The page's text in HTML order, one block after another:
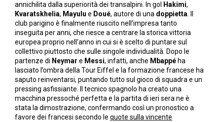
annichilita dalla superiorità dei transalpini. In gol
Hakimi,
Kvaratskhelia, Mayulu e Doué, autore di una doppietta. Il
club parigino è finalmente riuscito nell’impresa tanto
inseguita per anni, che riesce a centrare la storica vittoria
europea proprio nell’anno in cui si è scelto di puntare sul
collettivo piuttosto che sulle singole individualità. Dopo le
partenze di Neymar e Messi, infatti, anche Mbappé ha
lasciato l’ombra della Tour Eiffel e la formazione francese ha
saputo reinventarsi, puntando tutto sul gioco di squadra e un
pressing asfissiante. Il tecnico spagnolo ha creato una
macchina pressoché perfetta e la partita di ieri sera ne è
stata la dimostrazione, confermando così un pronostico a
favore dei francesi secondo le quote sulla vincente